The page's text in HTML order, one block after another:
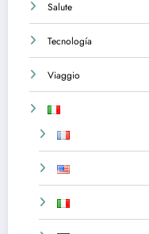
Salute
Tecnología
Viaggio